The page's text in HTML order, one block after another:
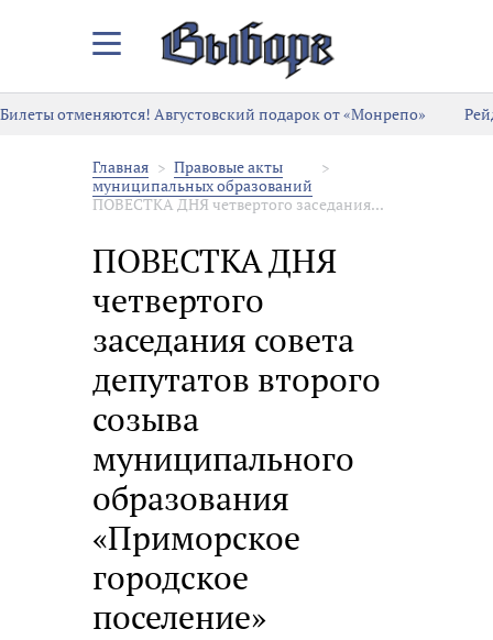
Закрыть/
меню
Билеты отменяются! Августовский подарок от «Монрепо»
Главная
Правовые акты
муниципальных образований
ПОВЕСТКА ДНЯ четвертого заседания...
ПОВЕСТКА ДНЯ
четвертого
заседания совета
депутатов второго
созыва
муниципального
образования
«Приморское
городское
поселение»